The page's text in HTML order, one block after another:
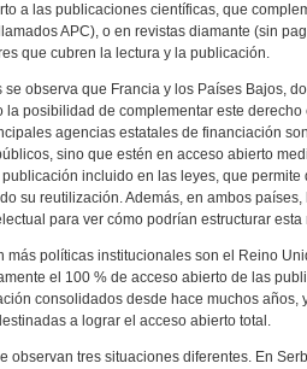
a las publicaciones científicas, que
APC), o en revistas diamante (sin
que cubren la lectura y la publicación.
se observa que Francia y los Países Bajos,
posibilidad de complementar este
agencias estatales de financiación
sino que estén en acceso abierto
incluido en las leyes, que
su reutilización. Además, en ambos
para ver cómo podrían estructurar
más políticas institucionales son el Reino
el 100 % de acceso abierto de las
consolidados desde hace muchos
a lograr el acceso abierto total.
observan tres situaciones diferentes. En